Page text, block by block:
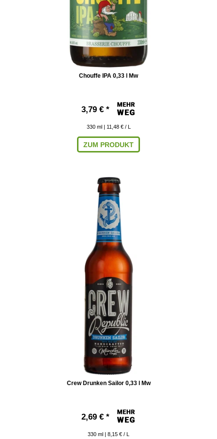
Chouffe IPA 0,33 l Mw
3,79 € *
330 ml | 11,48 € / L
ZUM PRODUKT
Crew Drunken Sailor 0,33 l Mw
2,69 € *
330 ml | 8,15 € / L